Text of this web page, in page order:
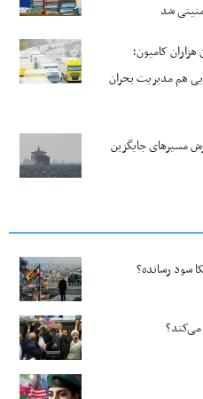
شد
کامیون؛
هم مدیریت بحران
مسیرهای جایگزین
سود رسانده؟
می‌کند؟